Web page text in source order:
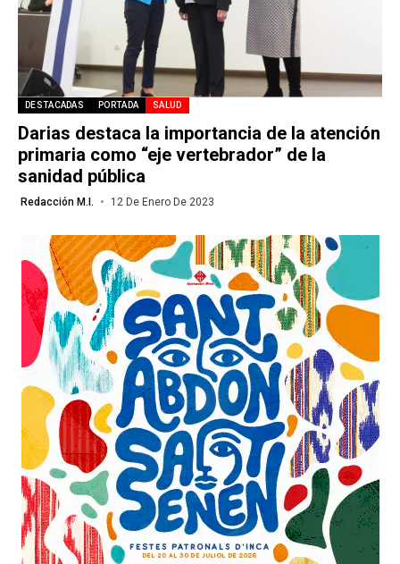
DESTACADAS PORTADA SALUD
Darias destaca la importancia de la atención
primaria como “eje vertebrador” de la
sanidad pública
Redacción M.I. 12 De Enero De 2023